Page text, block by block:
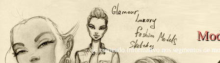
só conteudo informativo nos segmentos de